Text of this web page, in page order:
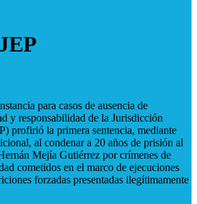
para casos de ausencia de
y responsabilidad de la Jurisdicción
profirió la primera sentencia, mediante
al condenar a 20 años de prisión al
Mejía Gutiérrez por crímenes de
cometidos en el marco de ejecuciones
forzadas presentadas ilegítimamente